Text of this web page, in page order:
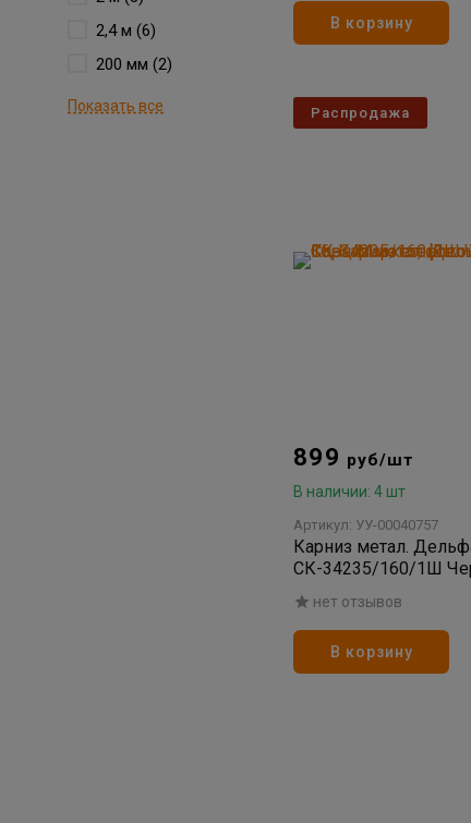
2,4 м (6)
200 мм (2)
Показать все
В корзину
899 руб/шт
В наличии: 4 шт
Артикул: УУ-00040757
Карниз метал.
СК-34235/160/1Ш
нет отзывов
В корзину
Распродажа